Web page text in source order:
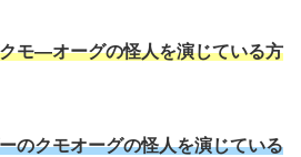
モ―オーグの怪人を演じている方
のクモオーグの怪人を演じている